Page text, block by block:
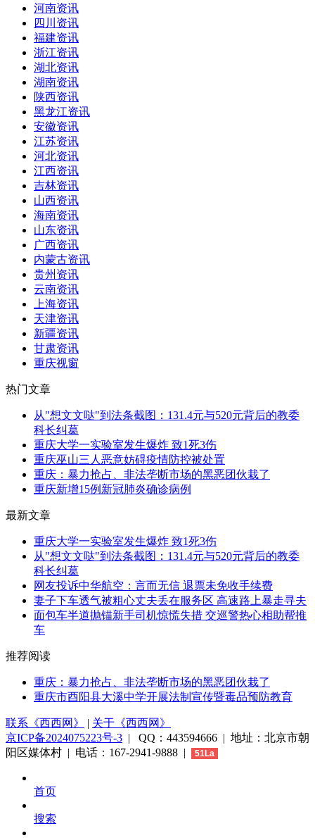
河南资讯
四川资讯
福建资讯
浙江资讯
湖北资讯
湖南资讯
陕西资讯
黑龙江资讯
安徽资讯
江苏资讯
河北资讯
江西资讯
吉林资讯
山西资讯
海南资讯
山东资讯
广西资讯
内蒙古资讯
贵州资讯
云南资讯
上海资讯
天津资讯
新疆资讯
甘肃资讯
重庆视窗
热门文章
从"想文文哒"到法条截图：131.4元与520元背后的教委
科长纠葛
重庆大学一实验室发生爆炸 致1死3伤
重庆巫山三人恶意妨碍疫情防控被处置
重庆：暴力抢占、非法垄断市场的黑恶团伙栽了
重庆新增15例新冠肺炎确诊病例
最新文章
重庆大学一实验室发生爆炸 致1死3伤
从"想文文哒"到法条截图：131.4元与520元背后的教委
科长纠葛
网友投诉中华航空：言而无信 退票未免收手续费
妻子下车透气被粗心丈夫丢在服务区 高速路上暴走寻夫
面包车半道抛锚新手司机惊慌失措 交巡警热心相助帮推
车
推荐阅读
重庆：暴力抢占、非法垄断市场的黑恶团伙栽了
重庆市酉阳县大溪中学开展法制宣传暨毒品预防教育
联系《西西网》 | 关于《西西网》
京ICP备2024075223号-3 | QQ：443594666 | 地址：北京市朝
阳区媒体村 | 电话：167-2941-9888 |
51La
首页
搜索